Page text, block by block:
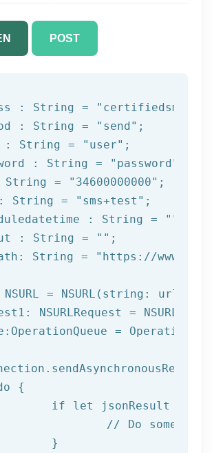
POST
: String = "certifiedsms"
: String = "send"
: String = "user"
: String = "password"
String = "34600000000"
String = "sms+test"
: String = ""
: String = ""
String = "https://
=
{
if
let jsonResult =
// Do